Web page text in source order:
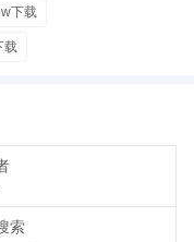
应用还让你将安卓平板
下载
载
索